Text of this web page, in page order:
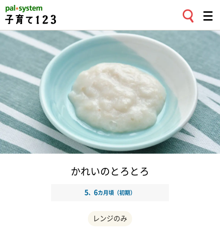
かれいのとろとろ
5、 6カ月頃（初期）
レンジのみ